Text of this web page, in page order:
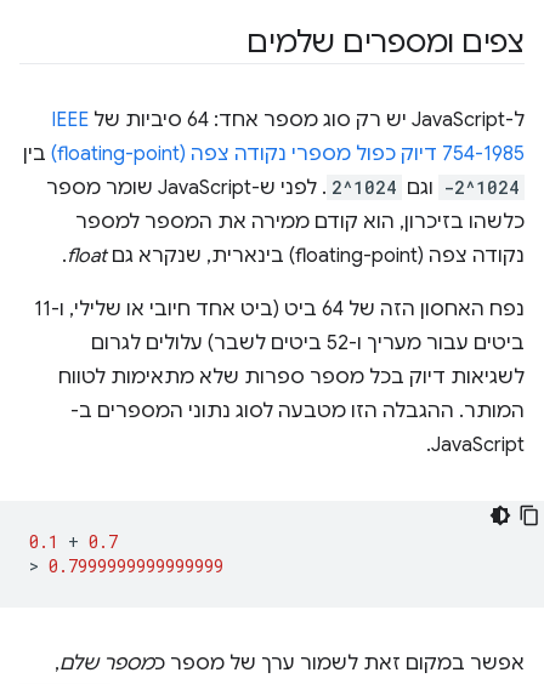
צפים ומספרים שלמים
ל-JavaScript יש רק סוג מספר אחד: 64 סיביות של
IEEE
754-1985 דיוק כפול מספרי נקודה צפה (floating-point)
בין
-2^1024 וגם 2^1024
. לפני ש-JavaScript שומר מספר
כלשהו בזיכרון, הוא קודם ממירה את המספר למספר
נקודה צפה (floating-point) בינארית, שנקרא גם
float
.
נפח האחסון הזה של 64 ביט (ביט אחד חיובי או שלילי, ו-11
ביטים עבור מעריך ו-52 ביטים לשבר) עלולים לגרום
לשגיאות דיוק בכל מספר ספרות שלא מתאימות לטווח
המותר. ההגבלה הזו מטבעה לסוג נתוני המספרים ב-
JavaScript.
0.1 + 0.7
> 0.7999999999999999
אפשר במקום זאת לשמור ערך של מספר כמספר שלם,